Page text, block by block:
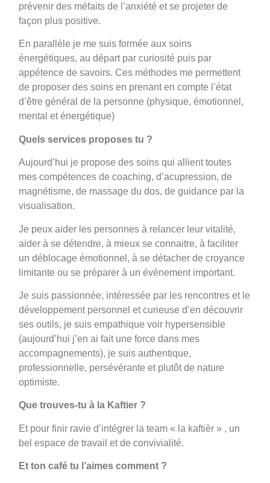
prévenir des méfaits de l’anxiété et se projeter de
façon plus positive.
En parallèle je me suis formée aux soins
énergétiques, au départ par curiosité puis par
appétence de savoirs. Ces méthodes me permettent
de proposer des soins en prenant en compte l’état
d’être général de la personne (physique, émotionnel,
mental et énergétique)
Quels services proposes tu ?
Aujourd’hui je propose des soins qui allient toutes
mes compétences de coaching, d’acupression, de
magnétisme, de massage du dos, de guidance par la
visualisation.
Je peux aider les personnes à relancer leur vitalité,
aider à se détendre, à mieux se connaitre, à faciliter
un déblocage émotionnel, à se détacher de croyance
limitante ou se préparer à un évènement important.
Je suis passionnée, intéressée par les rencontres et le
développement personnel et curieuse d’en découvrir
ses outils, je suis empathique voir hypersensible
(aujourd’hui j’en ai fait une force dans mes
accompagnements), je suis authentique,
professionnelle, persévérante et plutôt de nature
optimiste.
Que trouves-tu à la Kaftier ?
Et pour finir ravie d’intégrer la team « la kaftièr » , un
bel espace de travail et de convivialité.
Et ton café tu l’aimes comment ?